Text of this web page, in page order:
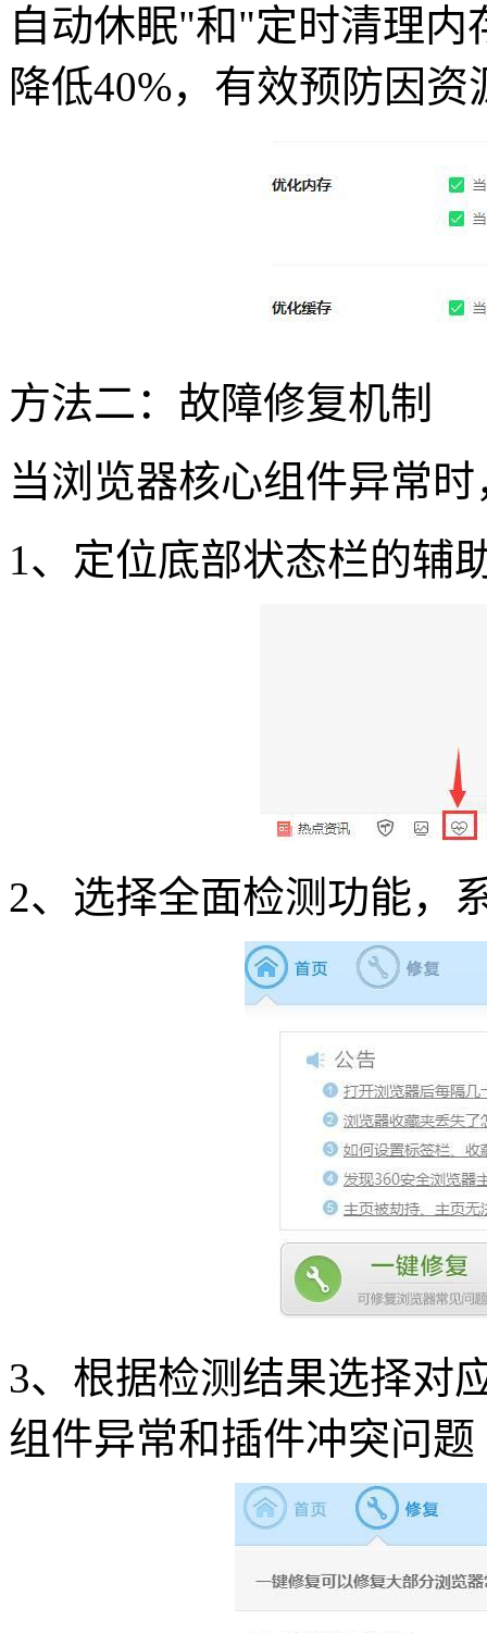
自动休眠"和"定时清理
降低40%，有效预防因
方法二：故障修复机制
当浏览器核心组件异常
1、定位底部状态栏的辅
2、选择全面检测功能，
3、根据检测结果选择对
组件异常和插件冲突问题